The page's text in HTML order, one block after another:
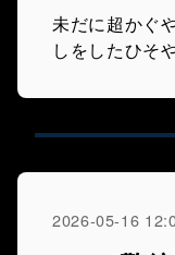
未だに超かぐ
しをしたひそ
2026-05-16